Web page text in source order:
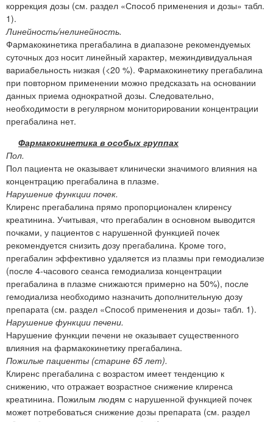
коррекция дозы (см. раздел «Способ применения и дозы» табл.
1).
Линейность/нелинейность.
Фармакокинетика прегабалина в диапазоне рекомендуемых
суточных доз носит линейный характер, межиндивидуальная
вариабельность низкая (<20 %). Фармакокинетику прегабалина
при повторном применении можно предсказать на основании
данных приема однократной дозы. Следовательно,
необходимости в регулярном мониторировании концентрации
прегабалина нет.
Фармакокинетика в особых группах
Пол.
Пол пациента не оказывает клинически значимого влияния на
концентрацию прегабалина в плазме.
Нарушение функции почек.
Клиренс прегабалина прямо пропорционален клиренсу
креатинина. Учитывая, что прегабалин в основном выводится
почками, у пациентов с нарушенной функцией почек
рекомендуется снизить дозу прегабалина. Кроме того,
прегабалин эффективно удаляется из плазмы при гемодиализе
(после 4-часового сеанса гемодиализа концентрации
прегабалина в плазме снижаются примерно на 50%), после
гемодиализа необходимо назначить дополнительную дозу
препарата (см. раздел «Способ применения и дозы» табл. 1).
Нарушение функции печени.
Нарушение функции печени не оказывает существенного
влияния на фармакокинетику прегабалина.
Пожилые пациенты (старине 65 лет).
Клиренс прегабалина с возрастом имеет тенденцию к
снижению, что отражает возрастное снижение клиренса
креатинина. Пожилым людям с нарушенной функцией почек
может потребоваться снижение дозы препарата (см. раздел